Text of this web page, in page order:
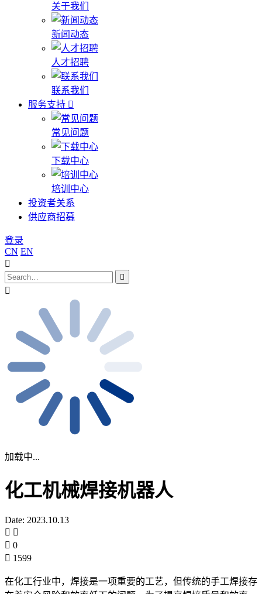
关于我们
新闻动态
人才招聘
联系我们
服务支持
常见问题
下载中心
培训中心
投资者关系
供应商招募
登录
CN EN
加载中...
化工机械焊接机器人
Date: 2023.10.13
0
1599
在化工行业中，焊接是一项重要的工艺，但传统的手工焊接存